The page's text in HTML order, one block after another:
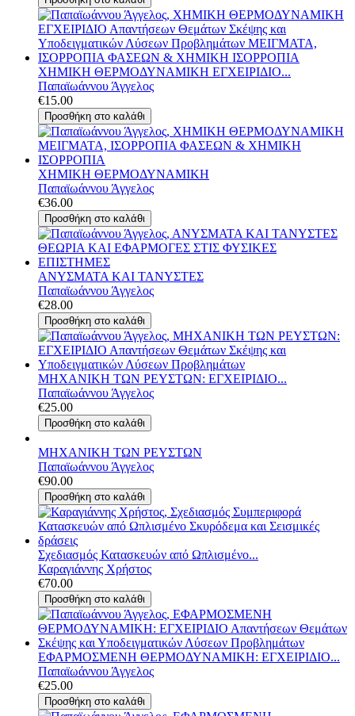
ΧΗΜΙΚΗ ΘΕΡΜΟΔΥΝΑΜΙΚΗ ΕΓΧΕΙΡΙΔΙΟ...
Παπαϊωάννου Άγγελος
€15.00
ΧΗΜΙΚΗ ΘΕΡΜΟΔΥΝΑΜΙΚΗ
Παπαϊωάννου Άγγελος
€36.00
ΑΝΥΣΜΑΤΑ ΚΑΙ ΤΑΝΥΣΤΕΣ
Παπαϊωάννου Άγγελος
€28.00
ΜΗΧΑΝΙΚΗ ΤΩΝ ΡΕΥΣΤΩΝ: ΕΓΧΕΙΡΙΔΙΟ...
Παπαϊωάννου Άγγελος
€25.00
ΜΗΧΑΝΙΚΗ ΤΩΝ ΡΕΥΣΤΩΝ
Παπαϊωάννου Άγγελος
€90.00
Σχεδιασμός Κατασκευών από Ωπλισμένο...
Καραγιάννης Χρήστος
€70.00
ΕΦΑΡΜΟΣΜΕΝΗ ΘΕΡΜΟΔΥΝΑΜΙΚΗ: ΕΓΧΕΙΡΙΔΙΟ...
Παπαϊωάννου Άγγελος
€25.00